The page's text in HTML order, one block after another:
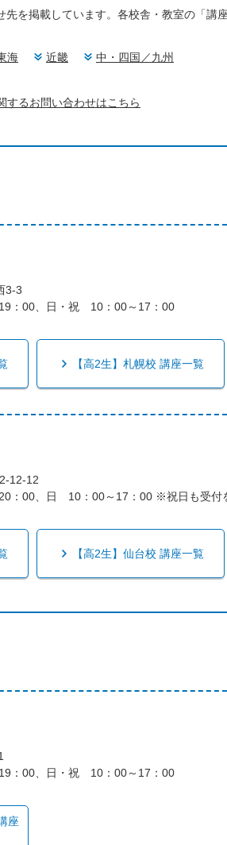
先を掲載しています。各校舎・教室の「講
海 近畿 中・四国／九州
するお問い合わせはこちら
3-3
：00、日・祝 10：00～17：00
【高2生】札幌校 講座一覧
12-12
：00、日 10：00～17：00 ※祝日も受付
【高2生】仙台校 講座一覧
：00、日・祝 10：00～17：00
座